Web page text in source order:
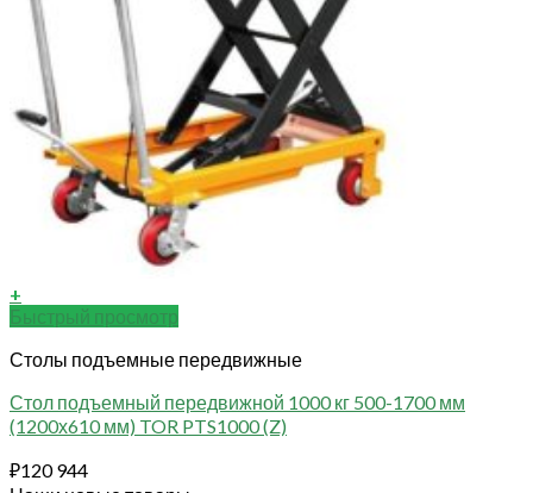
+
Быстрый просмотр
Столы подъемные передвижные
Стол подъемный передвижной 1000 кг 500-1700 мм
(1200х610 мм) TOR PTS1000 (Z)
₽120 944